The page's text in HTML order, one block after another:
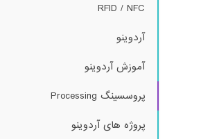
RFID / NFC
آردوینو
آموزش آردوینو
پروسسینگ Processing
پروژه های آردوینو